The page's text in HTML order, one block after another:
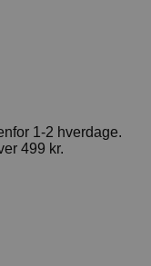
1-2 hverdage.
499 kr.